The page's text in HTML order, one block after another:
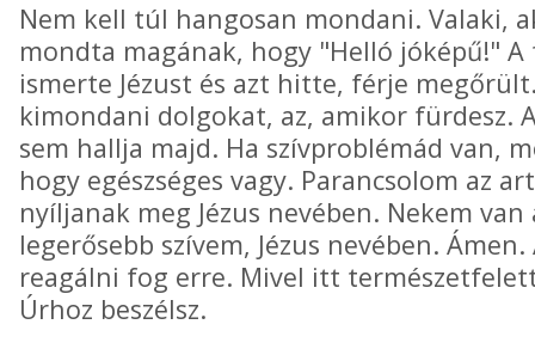
Nem kell túl hangosan mondani. Valaki,
mondta magának, hogy "Helló jóképű!" A
ismerte Jézust és azt hitte, férje
kimondani dolgokat, az, amikor fürdesz.
sem hallja majd. Ha szívproblémád van,
hogy egészséges vagy. Parancsolom az
nyíljanak meg Jézus nevében. Nekem van
legerősebb szívem, Jézus nevében.
reagálni fog erre. Mivel itt
Úrhoz beszélsz.